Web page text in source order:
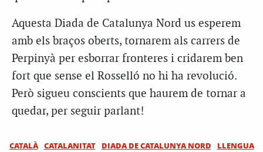
Aquesta Diada de Catalunya Nord us esperem
amb els braços oberts, tornarem als carrers de
Perpinyà per esborrar fronteres i cridarem ben
fort que sense el Rosselló no hi ha revolució.
Però sigueu conscients que haurem de tornar a
quedar, per seguir parlant!
CATALÀ CATALANITAT DIADA DE CATALUNYA NORD
LLENGUA